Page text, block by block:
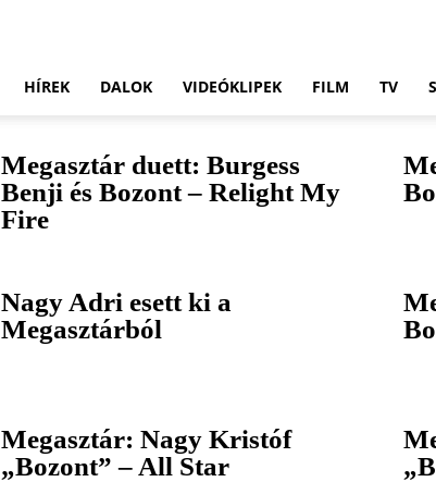
HÍREK DALOK VIDEÓKLIPEK FILM TV
Megasztár duett: Burgess
Benji és Bozont – Relight My
Fire
Nagy Adri esett ki a
Megasztárból
Megasztár: Nagy Kristóf
„Bozont” – All Star